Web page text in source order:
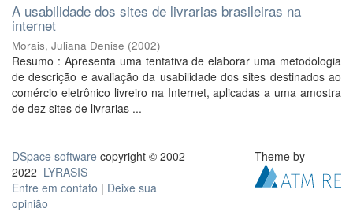
A usabilidade dos sites de livrarias brasileiras na
internet
Morais, Juliana Denise (2002)
Resumo : Apresenta uma tentativa de elaborar uma metodologia
de descrição e avaliação da usabilidade dos sites destinados ao
comércio eletrônico livreiro na Internet, aplicadas a uma amostra
de dez sites de livrarias ...
DSpace software copyright © 2002-
2022 LYRASIS
Entre em contato | Deixe sua
opinião
Theme by